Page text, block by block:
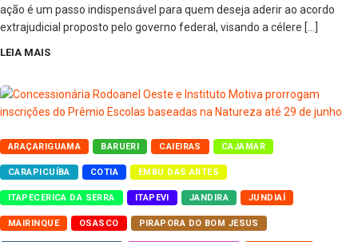
ação é um passo indispensável para quem deseja aderir ao acordo
extrajudicial proposto pelo governo federal, visando a célere […]
LEIA MAIS
ARAÇARIGUAMA BARUERI CAIEIRAS CAJAMAR
CARAPICUÍBA COTIA EMBU DAS ARTES
ITAPECERICA DA SERRA ITAPEVI JANDIRA JUNDIAÍ
MAIRINQUE OSASCO PIRAPORA DO BOM JESUS